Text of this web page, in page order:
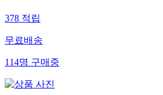
378적립
무료배송
114명구매중